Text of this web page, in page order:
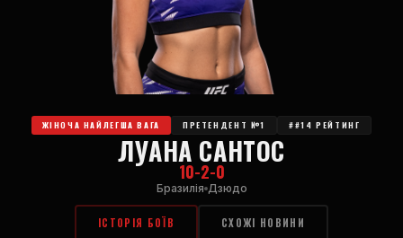
ЖІНОЧА НАЙЛЕГША ВАГА ПРЕТЕНДЕНТ №1 ##14 РЕЙТИНГ
ЛУАНА САНТОС
10-2-0
Бразилія Дзюдо
ІСТОРІЯ БОЇВ СХОЖІ НОВИНИ